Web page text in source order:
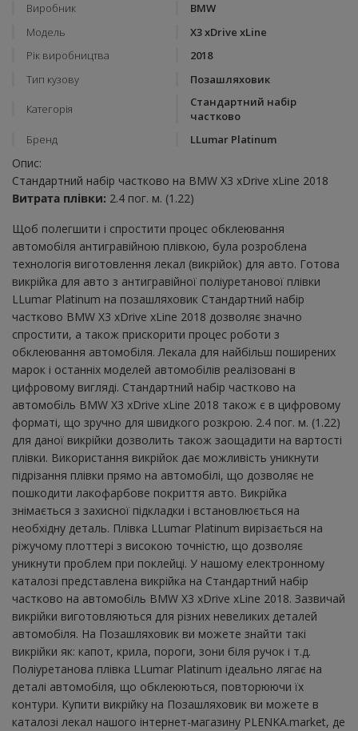
Виробник
BMW
Модель
X3 xDrive xLine
Рік виробництва
2018
Тип кузову
Позашляховик
Категорія
Стандартний набір
частково
Бренд
LLumar Platinum
Опис:
Стандартний набір частково на BMW X3 xDrive xLine 2018
Витрата плівки: 2.4 пог. м. (1.22)
Щоб полегшити і спростити процес обклеювання
автомобіля антигравійною плівкою, була розроблена
технологія виготовлення лекал (викрійок) для авто. Готова
викрійка для авто з антигравійної поліуретанової плівки
LLumar Platinum на позашляховик Стандартний набір
частково BMW X3 xDrive xLine 2018 дозволяє значно
спростити, а також прискорити процес роботи з
обклеювання автомобіля. Лекала для найбільш поширених
марок і останніх моделей автомобілів реалізовані в
цифровому вигляді. Стандартний набір частково на
автомобіль BMW X3 xDrive xLine 2018 також є в цифровому
форматі, що зручно для швидкого розкрою. 2.4 пог. м. (1.22)
для даної викрійки дозволить також заощадити на вартості
плівки. Використання викрійок дає можливість уникнути
підрізання плівки прямо на автомобілі, що дозволяє не
пошкодити лакофарбове покриття авто. Викрійка
знімається з захисної підкладки і встановлюється на
необхідну деталь. Плівка LLumar Platinum вирізається на
ріжучому плоттері з високою точністю, що дозволяє
уникнути проблем при поклейці. У нашому електронному
каталозі представлена ​​викрійка на Стандартний набір
частково на автомобіль BMW X3 xDrive xLine 2018. Зазвичай
викрійки виготовляються для різних невеликих деталей
автомобіля. На Позашляховик ви можете знайти такі
викрійки як: капот, крила, пороги, зони біля ручок і т.д.
Поліуретанова плівка LLumar Platinum ідеально лягає на
деталі автомобіля, що обклеюються, повторюючи їх
контури. Купити викрійку на Позашляховик ви можете в
каталозі лекал нашого інтернет-магазину PLENKA.market, де